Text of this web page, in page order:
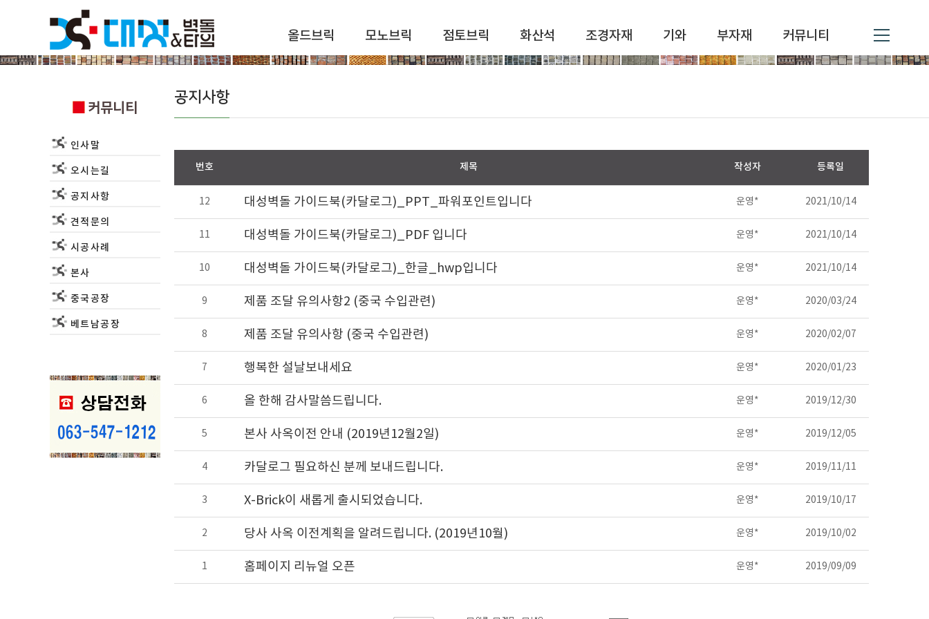
올드브릭 모노브릭 점토브릭 화산석 조경자재 기와 부자재 커뮤니티
커뮤니티
인사말
오시는길
공지사항
견적문의
시공사례
본사
중국공장
베트남공장
공지사항
번호 제목 작성자 등록일
12 대성벽돌 가이드북(카달로그)_PPT_파워포인트입니다 운영* 2021/10/14
11 대성벽돌 가이드북(카달로그)_PDF 입니다 운영* 2021/10/14
10 대성벽돌 가이드북(카달로그)_한글_hwp입니다 운영* 2021/10/14
9 제품 조달 유의사항2 (중국 수입관련) 운영* 2020/03/24
8 제품 조달 유의사항 (중국 수입관련) 운영* 2020/02/07
7 행복한 설날보내세요 운영* 2020/01/23
6 올 한해 감사말씀드립니다. 운영* 2019/12/30
5 본사 사옥이전 안내 (2019년12월2일) 운영* 2019/12/05
4 카달로그 필요하신 분께 보내드립니다. 운영* 2019/11/11
3 X-Brick이 새롭게 출시되었습니다. 운영* 2019/10/17
2 당사 사옥 이전계획을 알려드립니다. (2019년10월) 운영* 2019/10/02
1 홈페이지 리뉴얼 오픈 운영* 2019/09/09